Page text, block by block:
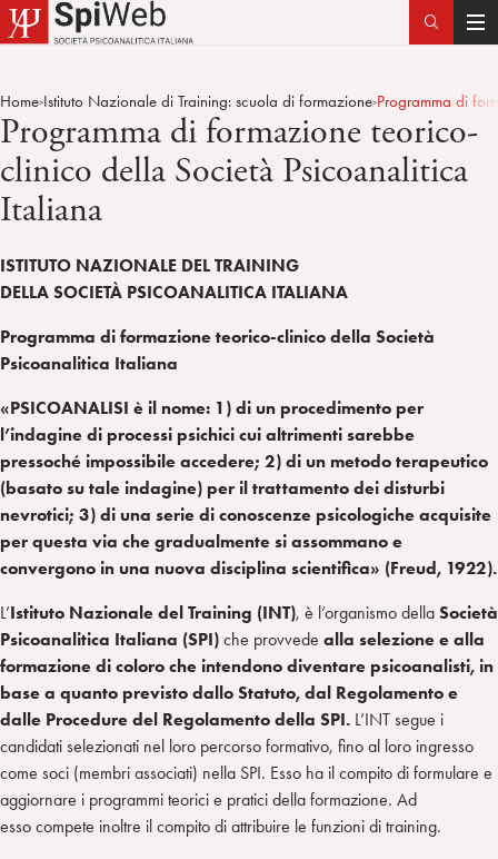
T
g
l
Home>Istituto Nazionale di Training: scuola di formazione>Programma di
Programma di formazione teorico-
clinico della Società Psicoanalitica
Italiana
ISTITUTO NAZIONALE DEL TRAINING
DELLA SOCIETÀ PSICOANALITICA ITALIANA
Programma di formazione teorico-clinico della Società
Psicoanalitica Italiana
«PSICOANALISI è il nome: 1) di un procedimento per
l’indagine di processi psichici cui altrimenti sarebbe
pressoché impossibile accedere; 2) di un metodo terapeutico
(basato su tale indagine) per il trattamento dei disturbi
nevrotici; 3) di una serie di conoscenze psicologiche acquisite
per questa via che gradualmente si assommano e
convergono in una nuova disciplina scientifica» (Freud, 1922).
L’Istituto Nazionale del Training (INT), è l’organismo della Società
Psicoanalitica Italiana (SPI) che provvede alla selezione e alla
formazione di coloro che intendono diventare psicoanalisti, in
base a quanto previsto dallo Statuto, dal Regolamento e
dalle Procedure del Regolamento della SPI. L’INT segue i
candidati selezionati nel loro percorso formativo, fino al loro ingresso
come soci (membri associati) nella SPI. Esso ha il compito di formulare e
aggiornare i programmi teorici e pratici della formazione. Ad
esso compete inoltre il compito di attribuire le funzioni di training.